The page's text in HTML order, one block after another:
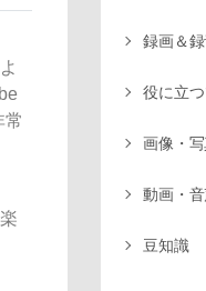
録画＆
役に立
画像・
動画・
豆知識
常